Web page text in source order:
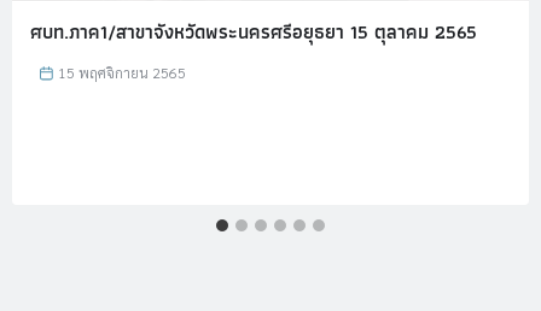
ศบท.ภาค1/สาขาจังหวัดพระนครศรีอยุธยา 15 ตุลาคม 2565
15 พฤศจิกายน 2565